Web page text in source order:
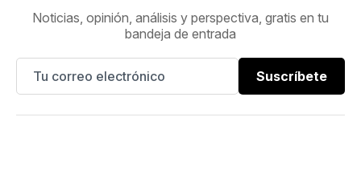
Noticias, opinión, análisis y perspectiva, gratis en tu
bandeja de entrada
Suscríbete